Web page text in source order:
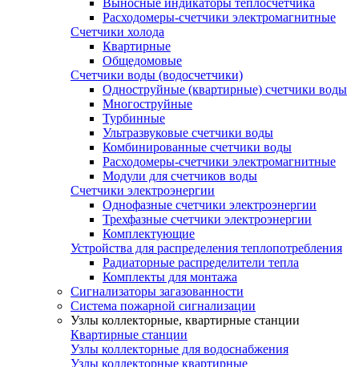
Выносные индикаторы теплосчетчика
Расходомеры-счетчики электромагнитные
Счетчики холода
Квартирные
Общедомовые
Счетчики воды (водосчетчики)
Одноструйные (квартирные) счетчики воды
Многоструйные
Турбинные
Ультразвуковые счетчики воды
Комбинированные счетчики воды
Расходомеры-счетчики электромагнитные
Модули для счетчиков воды
Счетчики электроэнергии
Однофазные счетчики электроэнергии
Трехфазные счетчики электроэнергии
Комплектующие
Устройства для распределения теплопотребления
Радиаторные распределители тепла
Комплекты для монтажа
Сигнализаторы загазованности
Система пожарной сигнализации
Узлы коллекторные, квартирные станции
Квартирные станции
Узлы коллекторные для водоснабжения
Узлы коллекторные квартирные